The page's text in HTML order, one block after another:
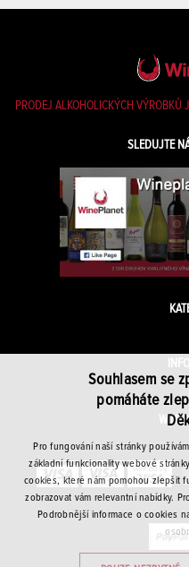
PRODEJ ALKOHOLICKÝCH VÝROBKŮ
SLEDUJTE
Souhlasem se
pomáháte
Pro fungování naší stránky
základní funkcionality webové
cookies, které nám pomohou zlepšit
zobrazovat vám relevantní nabídky.
Podrobnější informace o cookies